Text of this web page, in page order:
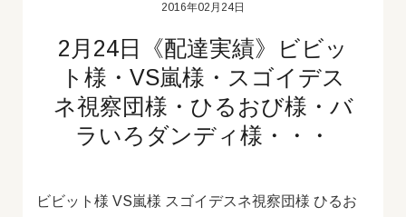
2016年02月24日
2月24日《配達実績》ビビッ
ト様・VS嵐様・スゴイデス
ネ視察団様・ひるおび様・バ
ラいろダンディ様・・・
ビビット様 VS嵐様 スゴイデスネ視察団様 ひるお